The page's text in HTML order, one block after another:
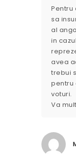
Pentru
sa
al
in
avea
trebui
pentru
voturi.
Va